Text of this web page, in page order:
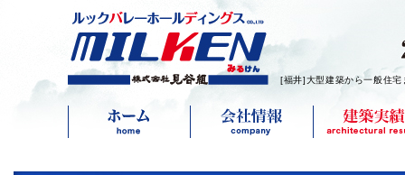
[福井]大型建築から一般住